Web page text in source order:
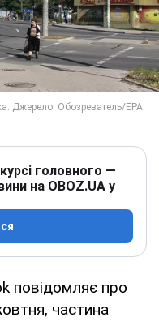
головного —
на OBOZ.UA у
повідомляє про
частина